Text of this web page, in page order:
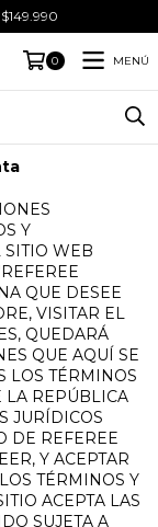
0 MENÚ
Y
SITIO WEB
QUE DESEE
VISITAR EL
QUEDARÁ
QUE AQUÍ SE
LOS TÉRMINOS
LA REPÚBLICA
JURÍDICOS
DE REFEREE
Y ACEPTAR
TÉRMINOS Y
ACEPTA LAS
SUJETA A